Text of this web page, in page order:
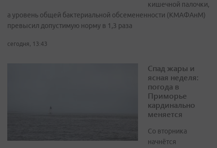
кишечной палочки,
а уровень общей бактериальной обсемененности (КМАФАнМ)
превысил допустимую норму в 1,3 раза
сегодня, 13:43
Спад жары и
ясная неделя:
погода в
Приморье
кардинально
меняется
Со вторника
начнётся